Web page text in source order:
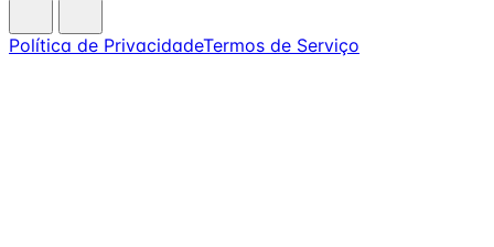
Política de PrivacidadeTermos de Serviço